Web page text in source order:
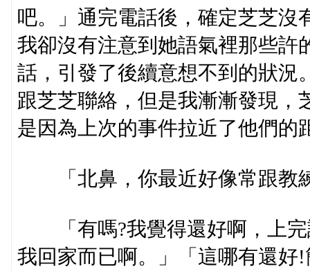
吧。」通完電話後，確定芝芝沒
我卻沒有注意到她語氣裡那些許
話，引發了後續意想不到的狀況
跟芝芝聯絡，但是我漸漸發現，
是因為上次的事件拉近了他們的
「北鼻，你最近好像常跟教
「有嗎?我覺得還好啊，上完
我回家而已啊。」「這哪有還好